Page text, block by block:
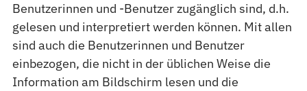
Benutzerinnen und -Benutzer zugänglich sind, d.h.
gelesen und interpretiert werden können. Mit allen
sind auch die Benutzerinnen und Benutzer
einbezogen, die nicht in der üblichen Weise die
Information am Bildschirm lesen und die